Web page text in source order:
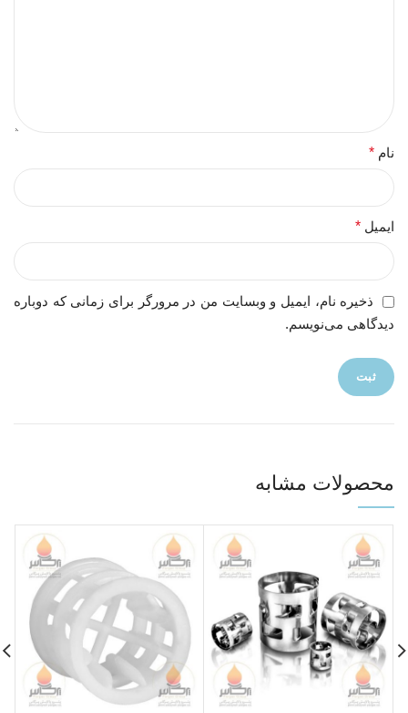
نام *
ایمیل *
ذخیره نام، ایمیل و وبسایت من در مرورگر برای زمانی که دوباره
دیدگاهی می‌نویسم.
محصولات مشابه